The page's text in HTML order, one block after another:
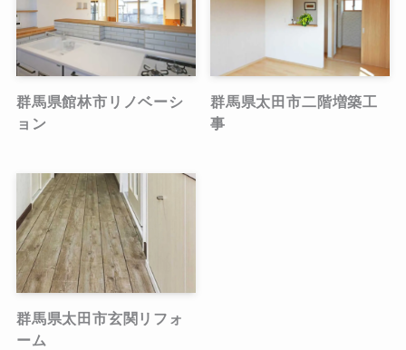
群馬県館林市リノベーシ
ョン
群馬県太田市二階増築工
事
群馬県太田市玄関リフォ
ーム